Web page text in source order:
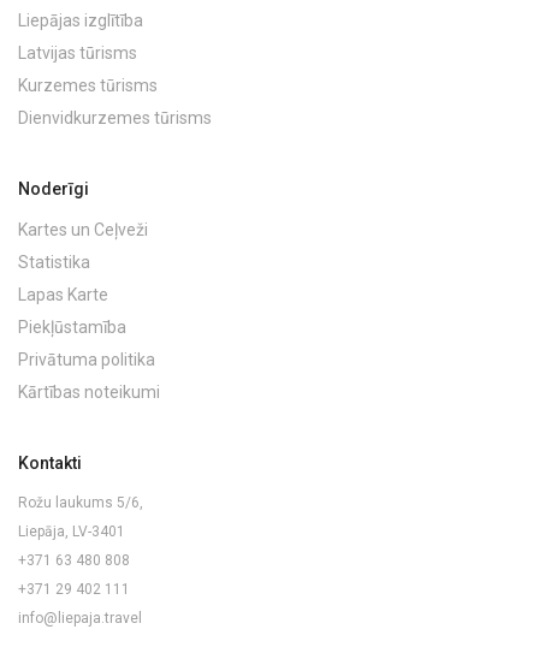
Liepājas izglītība
Latvijas tūrisms
Kurzemes tūrisms
Dienvidkurzemes tūrisms
Noderīgi
Kartes un Ceļveži
Statistika
Lapas Karte
Piekļūstamība
Privātuma politika
Kārtības noteikumi
Kontakti
Rožu laukums 5/6,
Liepāja, LV-3401
+371 63 480 808
+371 29 402 111
info@liepaja.travel